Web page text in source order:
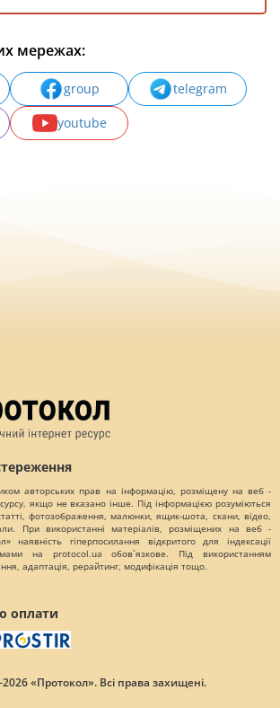
мережах:
group
telegram
youtube
авторських прав на інформацію, розміщену на веб -
якщо не вказано інше. Під інформацією розуміються
фотозображення, малюнки, ящик-шота, скани, відео,
При використанні матеріалів, розміщених на веб -
наявність гіперпосилання відкритого для індексації
на protocol.ua обов`язкове. Під використанням
адаптація, рерайтинг, модифікація тощо.
оплати
«Протокол». Всі права захищені.